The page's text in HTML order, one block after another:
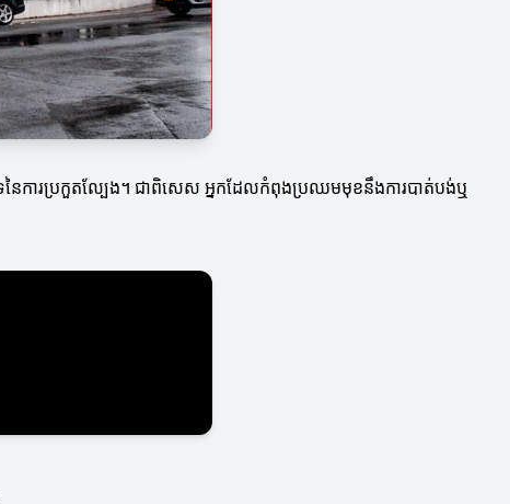
េទនៃការប្រកួតល្បែង។ ជាពិសេស អ្នកដែលកំពុងប្រឈមមុខនឹងការបាត់បង់ឬ